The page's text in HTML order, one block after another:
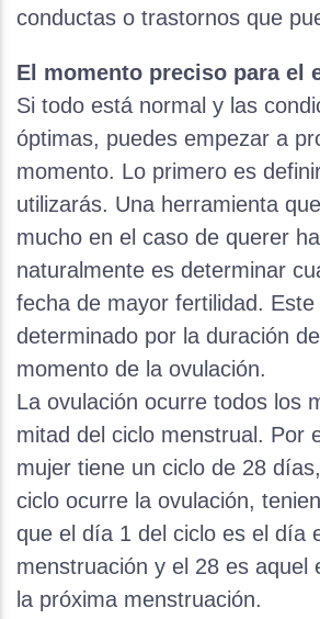
conductas o trastornos que
El momento preciso para el
Si todo está normal y las
óptimas, puedes empezar a
momento. Lo primero es
utilizarás. Una herramienta
mucho en el caso de querer
naturalmente es determinar
fecha de mayor fertilidad.
determinado por la duración
momento de la ovulación.
La ovulación ocurre todos los
mitad del ciclo menstrual. Por
mujer tiene un ciclo de 28
ciclo ocurre la ovulación,
que el día 1 del ciclo es el día
menstruación y el 28 es aquel
la próxima menstruación.